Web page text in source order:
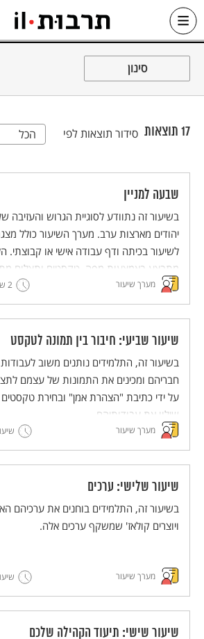
Skip
כל האתר
סינון
17 תוצאות סידור תוצאות לפי הכל
שבעה למניין
בשיעור זה נתוודע לסוגיית הגרוש והעזיבה
יהודים מארצות ערב. מערך השיעור כולל
לשיעור בכיתה ודף עבודה אישי או קבוצתי.
מתבצע באמצעות מפה, טקסטים ותצלום
גלריית "עדשה יהודית".
מערך שיעור 2 שיעורים
שיעור שביעי: חיבור בין תמונה לטקסט
בשיעור זה, התלמידים נותנים משוב
חבריהם ומכינים את התמונות של עצמם
על ידי כתיבת "הצהרת אמן" ובחירת טקסטים
שילוו את עבודותיהם.
מערך שיעור
שיעור שלישי: ערכים
בשיעור זה, התלמידים בוחנים את ערכיהם
ויוצרים קולאז' שמשקף ערכים אלה.
מערך שיעור
שיעור שישי: תיעוד הקהילה שלכם